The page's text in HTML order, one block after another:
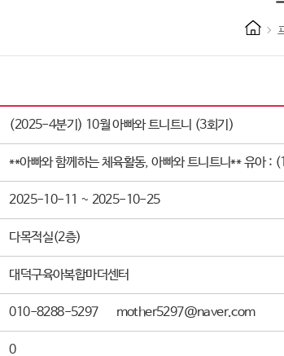
(2025-4분기) 10월 아빠와 트니트니 (3회기)
**아빠와 함께하는 체육활동, 아빠와 트니트니** 유
2025-10-11 ~ 2025-10-25
다목적실(2층)
대덕구육아복합마더센터
010-8288-5297 mother5297@naver.com
0